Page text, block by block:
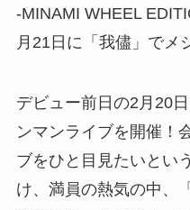
-MINAMI WHEEL
月21日に「我儘」でメ
デビュー前日の2月20
ンマンライブを開催！
ブをひと目見たいとい
け、満員の熱気の中、